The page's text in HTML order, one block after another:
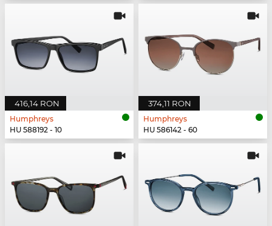
416,14 RON
Humphreys
HU 588192 - 10
374,11 RON
Humphreys
HU 586142 - 60